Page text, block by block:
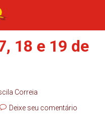
18 e 19 de
Correia
Deixe seu comentário